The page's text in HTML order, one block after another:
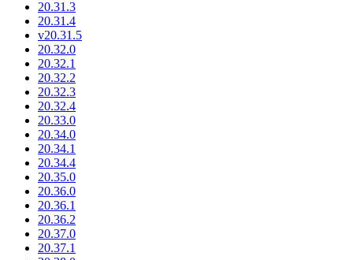
20.31.3
20.31.4
v20.31.5
20.32.0
20.32.1
20.32.2
20.32.3
20.32.4
20.33.0
20.34.0
20.34.1
20.34.4
20.35.0
20.36.0
20.36.1
20.36.2
20.37.0
20.37.1